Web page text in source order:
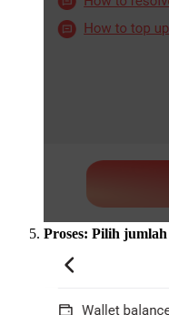
Proses: Pilih